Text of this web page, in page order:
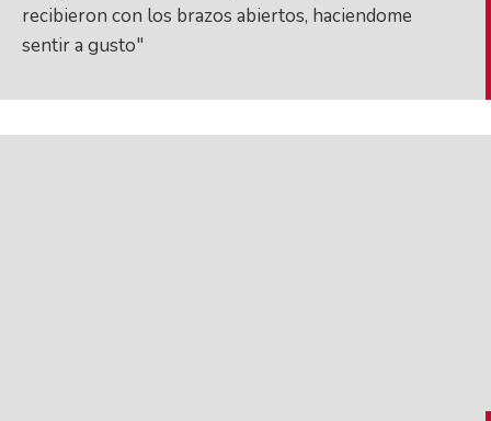
recibieron con los brazos abiertos, haciendome
sentir a gusto"